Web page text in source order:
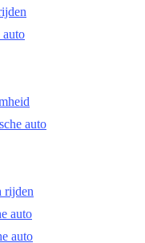
auto
auto
rijden
auto
auto